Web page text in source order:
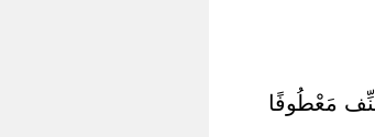
مَعْطُوفًا